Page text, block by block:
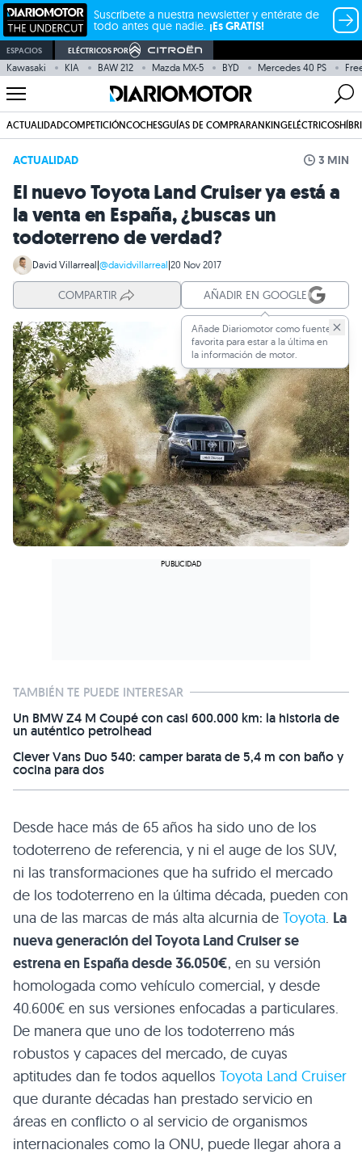
Suscríbete a nuestra newsletter y entérate de
todo antes que nadie. ¡Es GRATIS!
ESPACIOS ELÉCTRICOS POR
Kawasaki KIA BAW 212 Mazda MX-5 BYD Mercedes 40 PS
ACTUALIDADCOMPETICIÓNCOCHESGUÍAS DE COMPRARANKINGELÉCTRICOS
ACTUALIDAD 3 MIN
El nuevo Toyota Land Cruiser ya está a
la venta en España, ¿buscas un
todoterreno de verdad?
David Villarreal|@davidvillarreal|20 Nov 2017
COMPARTIR AÑADIR EN GOOGLE
Añade Diariomotor como fuente
favorita para estar a la última en
la información de motor.
TAMBIÉN TE PUEDE INTERESAR
Un BMW Z4 M Coupé con casi 600.000 km: la historia de
un auténtico petrolhead
Clever Vans Duo 540: camper barata de 5,4 m con baño y
cocina para dos
Desde hace más de 65 años ha sido uno de los
todoterreno de referencia, y ni el auge de los SUV,
ni las transformaciones que ha sufrido el mercado
de los todoterreno en la última década, pueden con
una de las marcas de más alta alcurnia de Toyota. La
nueva generación del Toyota Land Cruiser se
estrena en España desde 36.050€, en su versión
homologada como vehículo comercial, y desde
40.600€ en sus versiones enfocadas a particulares.
De manera que uno de los todoterreno más
robustos y capaces del mercado, de cuyas
aptitudes dan fe todos aquellos Toyota Land Cruiser
que durante décadas han prestado servicio en
áreas en conflicto o al servicio de organismos
internacionales como la ONU, puede llegar ahora a